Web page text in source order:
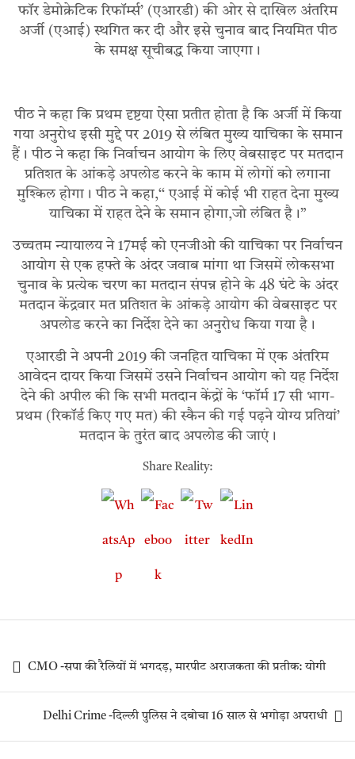
फॉर डेमोक्रेटिक रिफॉर्म्स’ (एआरडी) की ओर से दाखिल अंतरिम
अर्जी (एआई) स्थगित कर दी और इसे चुनाव बाद नियमित पीठ
के समक्ष सूचीबद्ध किया जाएगा।
पीठ ने कहा कि प्रथम दृष्टया ऐसा प्रतीत होता है कि अर्जी में किया
गया अनुरोध इसी मुद्दे पर 2019 से लंबित मुख्य याचिका के समान
हैं। पीठ ने कहा कि निर्वाचन आयोग के लिए वेबसाइट पर मतदान
प्रतिशत के आंकड़े अपलोड करने के काम में लोगों को लगाना
मुश्किल होगा। पीठ ने कहा,‘‘ एआई में कोई भी राहत देना मुख्य
याचिका में राहत देने के समान होगा,जो लंबित है।”
उच्चतम न्यायालय ने 17मई को एनजीओ की याचिका पर निर्वाचन
आयोग से एक हफ्ते के अंदर जवाब मांगा था जिसमें लोकसभा
चुनाव के प्रत्येक चरण का मतदान संपन्न होने के 48 घंटे के अंदर
मतदान केंद्रवार मत प्रतिशत के आंकड़े आयोग की वेबसाइट पर
अपलोड करने का निर्देश देने का अनुरोध किया गया है।
एआरडी ने अपनी 2019 की जनहित याचिका में एक अंतरिम
आवेदन दायर किया जिसमें उसने निर्वाचन आयोग को यह निर्देश
देने की अपील की कि सभी मतदान केंद्रों के ‘फॉर्म 17 सी भाग-
प्रथम (रिकॉर्ड किए गए मत) की स्कैन की गई पढ़ने योग्य प्रतियां’
मतदान के तुरंत बाद अपलोड की जाएं।
Share Reality:
CMO -सपा की रैलियों में भगदड़, मारपीट अराजकता की प्रतीक: योगी
Delhi Crime -दिल्ली पुलिस ने दबोचा 16 साल से भगोड़ा अपराधी